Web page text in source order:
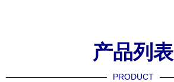
产品列表
PRODUCT